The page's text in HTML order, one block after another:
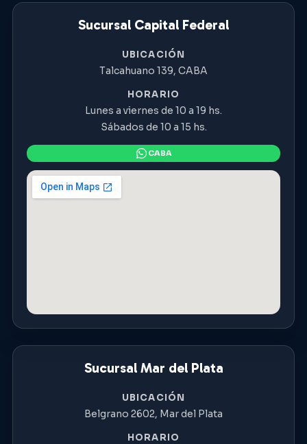
Sucursal Capital Federal
UBICACIÓN
Talcahuano 139, CABA
HORARIO
Lunes a viernes de 10 a 19 hs.
Sábados de 10 a 15 hs.
Sucursal Mar del Plata
UBICACIÓN
Belgrano 2602, Mar del Plata
HORARIO